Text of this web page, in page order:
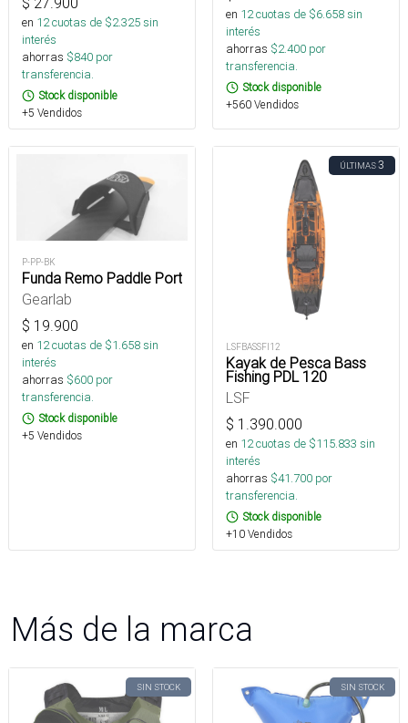
en 12cuotas de $2.325sin
interés
ahorras $840 por
transferencia.
Stock disponible
+5 Vendidos
en 12cuotas de $6.658sin
interés
ahorras $2.400 por
transferencia.
Stock disponible
+560 Vendidos
P-PP-BK
Funda Remo Paddle Port
Gearlab
$ 19.900
en 12cuotas de $1.658sin
interés
ahorras $600 por
transferencia.
Stock disponible
+5 Vendidos
ÚLTIMAS3
LSFBASSFI12
Kayak de Pesca Bass
Fishing PDL 120
LSF
$ 1.390.000
en 12cuotas de $115.833 sin
interés
ahorras $41.700 por
transferencia.
Stock disponible
+10 Vendidos
Más de la marca
SIN STOCK SIN STOCK